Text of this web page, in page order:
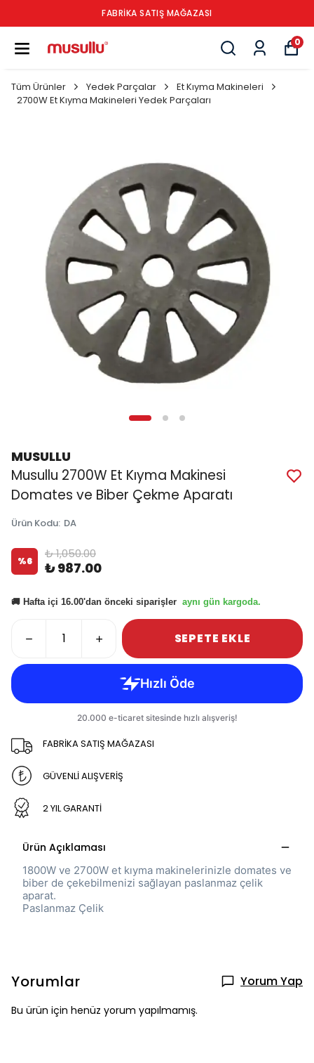
FABRİKA SATIŞ MAĞAZASI
0
Tüm Ürünler Yedek Parçalar
Et Kıyma Makineleri
2700W Et Kıyma Makineleri Yedek Parçaları
MUSULLU
Musullu 2700W Et Kıyma Makinesi
Domates ve Biber Çekme Aparatı
Ürün Kodu: DA
%6
₺ 1,050.00
₺ 987.00
🚚 Hafta içi 16.00'dan önceki siparişler aynı gün kargoda.
SEPETE EKLE
FABRİKA SATIŞ MAĞAZASI
GÜVENLİ ALIŞVERİŞ
2 YIL GARANTİ
Ürün Açıklaması
1800W ve 2700W et kıyma makinelerinizle domates ve
biber de çekebilmenizi sağlayan paslanmaz çelik
aparat.
Paslanmaz Çelik
Yorumlar Yorum Yap
Bu ürün için henüz yorum yapılmamış.